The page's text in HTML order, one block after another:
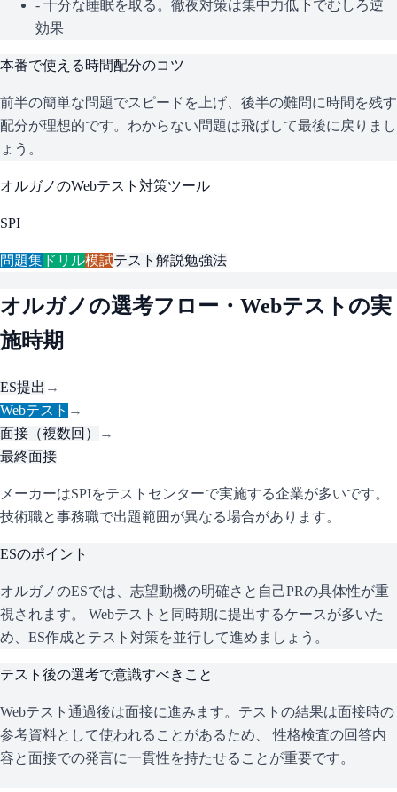
- 十分な睡眠を取る。徹夜対策は集中力低下でむしろ逆
効果
本番で使える時間配分のコツ
前半の簡単な問題でスピードを上げ、後半の難問に時間を残す
配分が理想的です。わからない問題は飛ばして最後に戻りまし
ょう。
オルガノのWebテスト対策ツール
SPI
問題集 ドリル模試テスト解説勉強法
オルガノ の選考フロー・Webテストの実
施時期
ES提出 →
Webテスト →
面接（複数回）
→
最終面接
メーカーはSPIをテストセンターで実施する企業が多いです。
技術職と事務職で出題範囲が異なる場合があります。
ESのポイント
オルガノのESでは、志望動機の明確さと自己PRの具体性が重
視されます。 Webテストと同時期に提出するケースが多いた
め、ES作成とテスト対策を並行して進めましょう。
テスト後の選考で意識すべきこと
Webテスト通過後は面接に進みます。テストの結果は面接時の
参考資料として使われることがあるため、 性格検査の回答内
容と面接での発言に一貫性を持たせることが重要です。